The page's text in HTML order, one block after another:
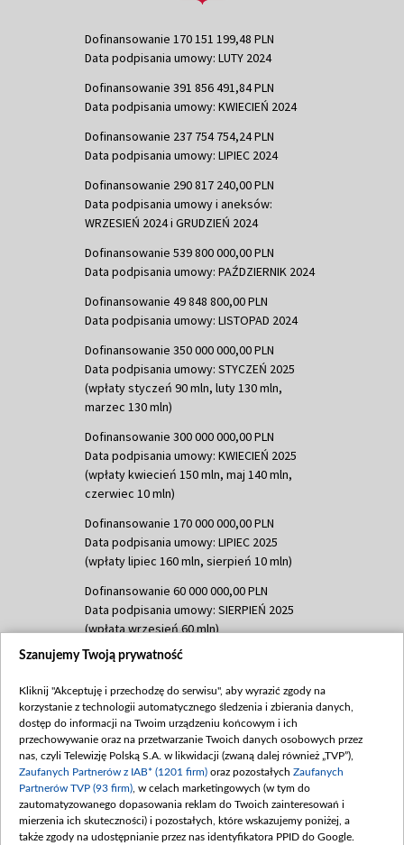
Dofinansowanie 170 151 199,48 PLN
Data podpisania umowy: LUTY 2024
Dofinansowanie 391 856 491,84 PLN
Data podpisania umowy: KWIECIEŃ 2024
Dofinansowanie 237 754 754,24 PLN
Data podpisania umowy: LIPIEC 2024
Dofinansowanie 290 817 240,00 PLN
Data podpisania umowy i aneksów:
WRZESIEŃ 2024 i GRUDZIEŃ 2024
Dofinansowanie 539 800 000,00 PLN
Data podpisania umowy: PAŹDZIERNIK 2024
Dofinansowanie 49 848 800,00 PLN
Data podpisania umowy: LISTOPAD 2024
Dofinansowanie 350 000 000,00 PLN
Data podpisania umowy: STYCZEŃ 2025
(wpłaty styczeń 90 mln, luty 130 mln,
marzec 130 mln)
Dofinansowanie 300 000 000,00 PLN
Data podpisania umowy: KWIECIEŃ 2025
(wpłaty kwiecień 150 mln, maj 140 mln,
czerwiec 10 mln)
Dofinansowanie 170 000 000,00 PLN
Data podpisania umowy: LIPIEC 2025
(wpłaty lipiec 160 mln, sierpień 10 mln)
Dofinansowanie 60 000 000,00 PLN
Data podpisania umowy: SIERPIEŃ 2025
(wpłata wrzesień 60 mln)
Dofinansowanie 635 783 051,21 PLN
(wpłata wrzesień 100 mln, październik 350
mln, listopad 265 mln)
Dofinansowanie 48 862 000,00 PLN
Data podpisania umowy: GRUDZIEŃ 2025
(wpłata grudzień 60,548 mln)
Dofinansowanie 900 000 000,00 PLN
Data podpisania umowy: LUTY 2026 (wpłata
Szanujemy Twoją prywatność
Kliknij "Akceptuję i przechodzę do serwisu", aby wyrazić zgody na
korzystanie z technologii automatycznego śledzenia i zbierania danych,
dostęp do informacji na Twoim urządzeniu końcowym i ich
przechowywanie oraz na przetwarzanie Twoich danych osobowych przez
nas, czyli Telewizję Polską S.A. w likwidacji (zwaną dalej również „TVP”),
Zaufanych Partnerów z IAB* (1201 firm) oraz pozostałych Zaufanych
Partnerów TVP (93 firm) , w celach marketingowych (w tym do
zautomatyzowanego dopasowania reklam do Twoich zainteresowań i
mierzenia ich skuteczności) i pozostałych, które wskazujemy poniżej, a
także zgody na udostępnianie przez nas identyfikatora PPID do Google.